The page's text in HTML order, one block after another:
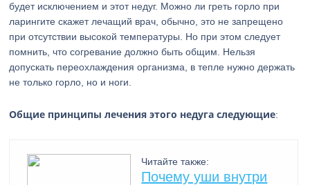
будет исключением и этот недуг. Можно ли греть горло при
ларингите скажет лечащий врач, обычно, это не запрещено
при отсутствии высокой температуры. Но при этом следует
помнить, что согревание должно быть общим. Нельзя
допускать переохлаждения организма, в тепле нужно держать
не только горло, но и ноги.
Общие принципы лечения этого недуга следующие:
Читайте также:
Почему уши внутри